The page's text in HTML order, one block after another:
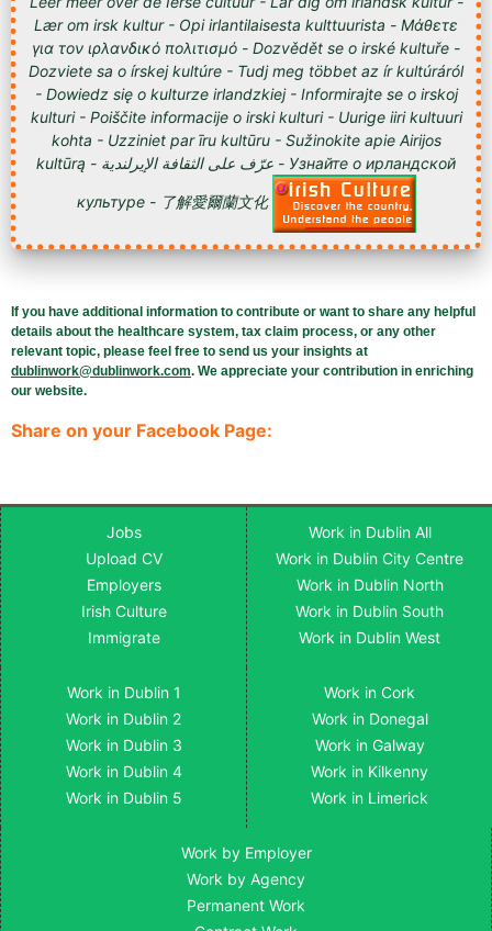
Lær om irsk kultur - Opi irlantilaisesta kulttuurista - Μάθετε
για τον ιρλανδικό πολιτισμό - Dozvědět se o irské kultuře -
Dozviete sa o írskej kultúre - Tudj meg többet az ír kultúráról
- Dowiedz się o kulturze irlandzkiej - Informirajte se o irskoj
kulturi - Poiščite informacije o irski kulturi - Uurige iiri kultuuri
kohta - Uzziniet par īru kultūru - Sužinokite apie Airijos
kultūrą - عرّف على الثقافة الإيرلندية - Узнайте о ирландской
культуре - 了解愛爾蘭文化
If you have additional information to contribute or want to share any helpful
details about the healthcare system, tax claim process, or any other
relevant topic, please feel free to send us your insights at
dublinwork@dublinwork.com. We appreciate your contribution in enriching
our website.
Share on your Facebook Page:
Jobs
Upload CV
Employers
Irish Culture
Immigrate
Work in Dublin All
Work in Dublin City Centre
Work in Dublin North
Work in Dublin South
Work in Dublin West
Work in Dublin 1
Work in Dublin 2
Work in Dublin 3
Work in Dublin 4
Work in Dublin 5
Work in Cork
Work in Donegal
Work in Galway
Work in Kilkenny
Work in Limerick
Work by Employer
Work by Agency
Permanent Work